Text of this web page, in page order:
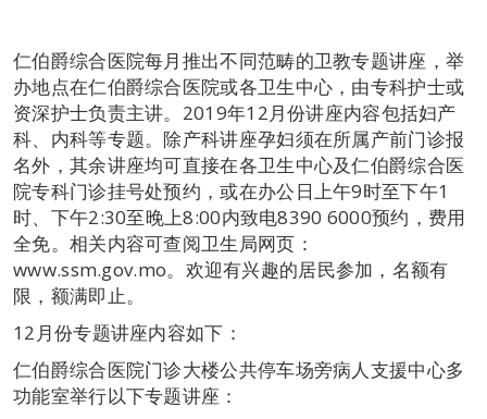
仁伯爵综合医院每月推出不同范畴的卫教专题讲座，举
办地点在仁伯爵综合医院或各卫生中心，由专科护士或
资深护士负责主讲。2019年12月份讲座内容包括妇产
科、内科等专题。除产科讲座孕妇须在所属产前门诊报
名外，其余讲座均可直接在各卫生中心及仁伯爵综合医
院专科门诊挂号处预约，或在办公日上午9时至下午1
时、下午2:30至晚上8:00内致电8390 6000预约，费用
全免。相关内容可查阅卫生局网页：
www.ssm.gov.mo。欢迎有兴趣的居民参加，名额有
限，额满即止。
12月份专题讲座内容如下：
仁伯爵综合医院门诊大楼公共停车场旁病人支援中心多
功能室举行以下专题讲座：